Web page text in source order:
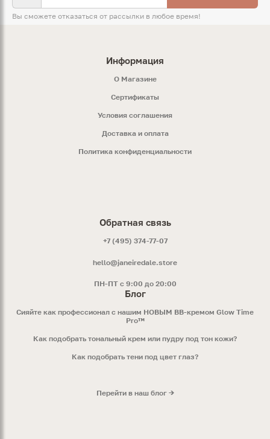
Вы сможете отказаться от рассылки в любое время!
Информация
O Магазине
Сертификаты
Условия соглашения
Доставка и оплата
Политика конфиденциальности
Обратная связь
+7 (495) 374-77-07
hello@janeiredale.store
ПН-ПТ с 9:00 до 20:00
Блог
Сияйте как профессионал с нашим НОВЫМ ВВ-кремом Glow Time
Pro™
Как подобрать тональный крем или пудру под тон кожи?
Как подобрать тени под цвет глаз?
Перейти в наш блог →